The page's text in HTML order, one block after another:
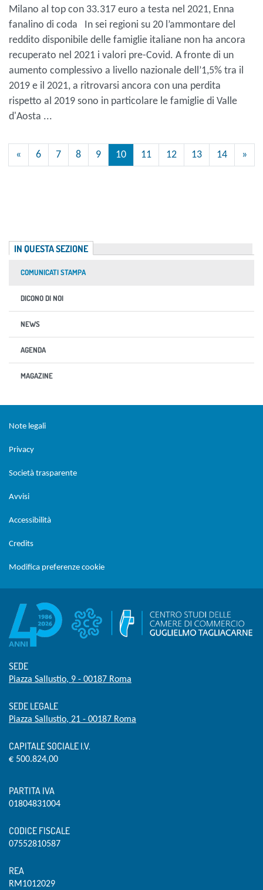
Milano al top con 33.317 euro a testa nel 2021, Enna
fanalino di coda In sei regioni su 20 l’ammontare del
reddito disponibile delle famiglie italiane non ha ancora
recuperato nel 2021 i valori pre-Covid. A fronte di un
aumento complessivo a livello nazionale dell’1,5% tra il
2019 e il 2021, a ritrovarsi ancora con una perdita
rispetto al 2019 sono in particolare le famiglie di Valle
d'Aosta ...
« 6 7 8 9 10 11 12 13 14 »
IN QUESTA SEZIONE
COMUNICATI STAMPA
DICONO DI NOI
NEWS
AGENDA
MAGAZINE
Note legali
Privacy
Società trasparente
Avvisi
Accessibilità
Credits
Modifica preferenze cookie
SEDE
Piazza Sallustio, 9 - 00187 Roma
SEDE LEGALE
Piazza Sallustio, 21 - 00187 Roma
CAPITALE SOCIALE I.V.
€ 500.824,00
PARTITA IVA
01804831004
CODICE FISCALE
07552810587
REA
RM1012029